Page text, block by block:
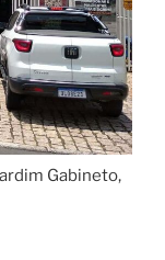
Gabineto,